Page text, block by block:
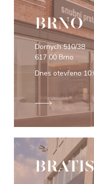
BRNO
Dornych 510/38
617 00 Brno
Dnes otevřeno